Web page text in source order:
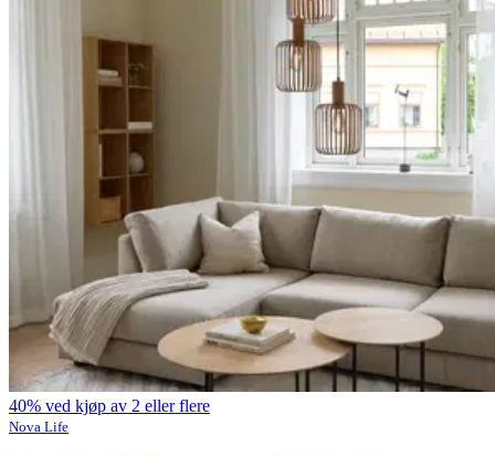
40% ved kjøp av 2 eller flere
Nova Life